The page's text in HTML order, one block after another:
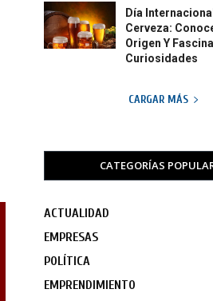
Día
Cerveza:
Origen Y
Curiosidades
CARGAR MÁS
CATEGORÍAS
ACTUALIDAD
EMPRESAS
POLÍTICA
EMPRENDIMIENTO